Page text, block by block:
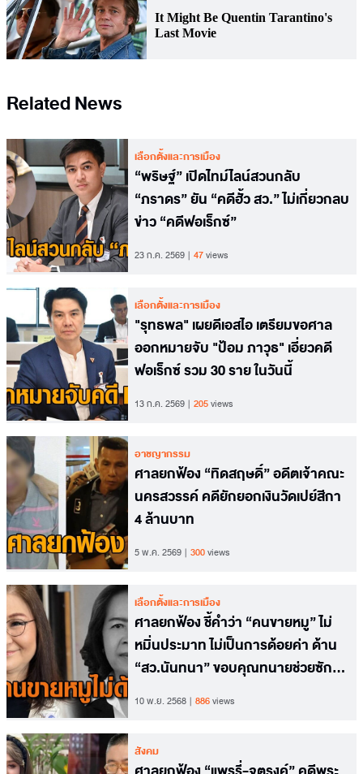
Related News
เลือกตั้งและการเมือง
“พริษฐ์” เปิดไทม์ไลน์สวนกลับ
“ภราดร” ยัน “คดีฮั้ว สว.” ไม่เกี่ยวกลบ
ข่าว “คดีฟอเร็กซ์”
23 ก.ค. 2569 47views
เลือกตั้งและการเมือง
"รุทธพล" เผยดีเอสไอ เตรียมขอศาล
ออกหมายจับ "ป้อม ภาวุธ" เอี่ยวคดี
ฟอเร็กซ์ รวม 30 ราย ในวันนี้
13 ก.ค. 2569 205views
อาชญากรรม
ศาลยกฟ้อง “ทิดสฤษดิ์” อดีตเจ้าคณะ
นครสวรรค์ คดียักยอกเงินวัดเปย์สีกา
4 ล้านบาท
5 พ.ค. 2569 300views
เลือกตั้งและการเมือง
ศาลยกฟ้อง ชี้คำว่า “คนขายหมู” ไม่
หมิ่นประมาท ไม่เป็นการด้อยค่า ด้าน
“สว.นันทนา” ขอบคุณทนายช่วยซัก
10 พ.ย. 2568 886views
สังคม